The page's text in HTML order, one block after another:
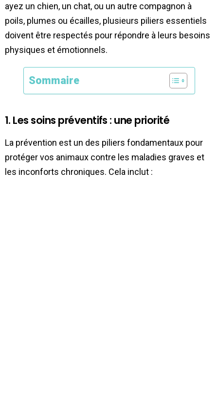
ayez un chien, un chat, ou un autre compagnon à
poils, plumes ou écailles, plusieurs piliers essentiels
doivent être respectés pour répondre à leurs besoins
physiques et émotionnels.
Sommaire
1. Les soins préventifs : une priorité
La prévention est un des piliers fondamentaux pour
protéger vos animaux contre les maladies graves et
les inconforts chroniques. Cela inclut :